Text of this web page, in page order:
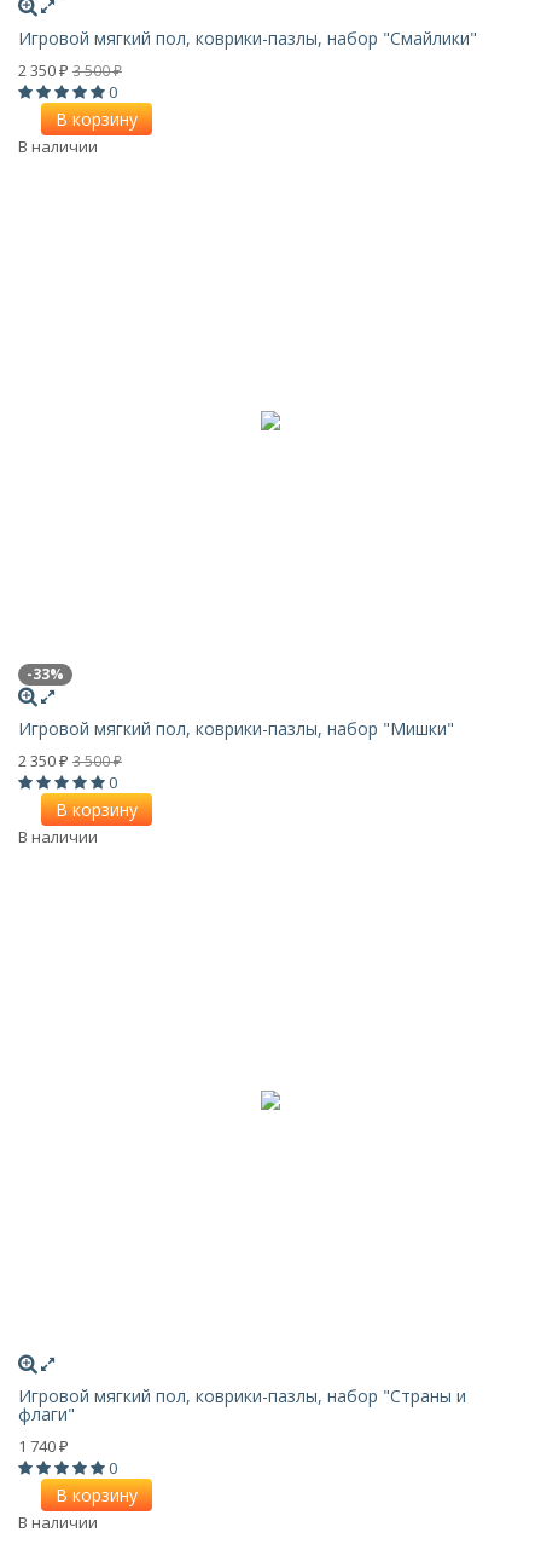
Игровой мягкий пол, коврики-пазлы, набор "Смайлики"
2 350 ₽ 3 500₽
0
В корзину
В наличии
-33%
Игровой мягкий пол, коврики-пазлы, набор "Мишки"
2 350 ₽ 3 500₽
0
В корзину
В наличии
Игровой мягкий пол, коврики-пазлы, набор "Страны и
флаги"
1 740 ₽
0
В корзину
В наличии